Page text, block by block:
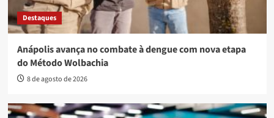
Destaques
Anápolis avança no combate à dengue com nova etapa
do Método Wolbachia
8 de agosto de 2026